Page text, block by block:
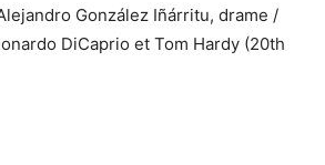
González Iñárritu, drame /
DiCaprio et Tom Hardy (20th